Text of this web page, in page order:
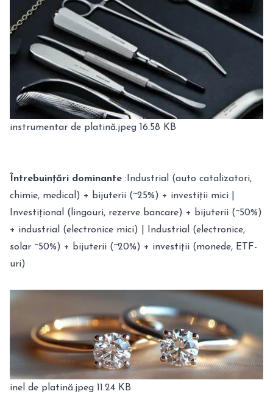
instrumentar de platină.jpeg 16.58 KB
Întrebuințări dominante :Industrial (auto catalizatori,
chimie, medical) + bijuterii (~25%) + investiții mici |
Investițional (lingouri, rezerve bancare) + bijuterii (~50%)
+ industrial (electronice mici) | Industrial (electronice,
solar ~50%) + bijuterii (~20%) + investiții (monede, ETF-
uri)
inel de platină.jpeg 11.24 KB